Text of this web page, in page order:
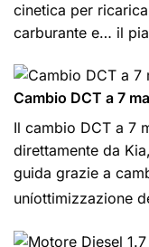
cinetica per
carburante e… il
Cambio DCT a 7
Il cambio DCT a 7
direttamente da
guida grazie a
uníottimizzazione